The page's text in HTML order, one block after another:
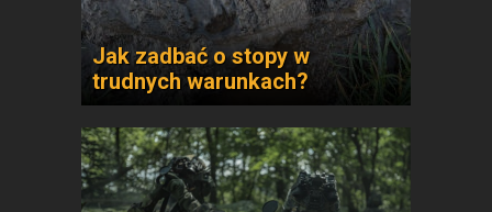
Jak zadbać o stopy w
trudnych warunkach?